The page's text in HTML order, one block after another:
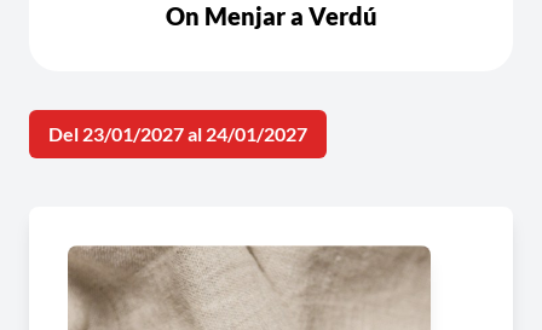
On Menjar a Verdú
Del 23/01/2027 al 24/01/2027